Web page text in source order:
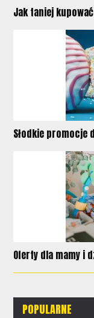
Jak taniej
Słodkie promocje
Oferty dla mamy i
POPULARNE